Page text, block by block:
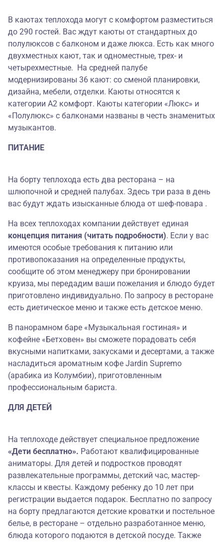
В каютах теплохода могут с комфортом разместиться
до 290 гостей. Вас ждут каюты от стандартных до
полулюксов с балконом и даже люкса. Есть как много
двухместных кают, так и одноместные, трех- и
четырехместные. На средней палубе
модернизированы 36 кают: со сменой планировки,
дизайна, мебели, отделки. Каюты относятся к
категории А2 комфорт. Каюты категории «Люкс» и
«Полулюкс» с балконами названы в честь знаменитых
музыкантов.
ПИТАНИЕ
На борту теплохода есть два ресторана – на
шлюпочной и средней палубах. Здесь три раза в день
вас будут ждать изысканные блюда от шеф-повара .
На всех теплоходах компании действует единая
концепция питания (читать подробности). Если у вас
имеются особые требования к питанию или
противопоказания на определенные продукты,
сообщите об этом менеджеру при бронировании
круиза, мы передадим ваши пожелания и блюдо будет
приготовлено индивидуально. По запросу в ресторане
есть диетическое меню и также есть детское меню.
В панорамном баре «Музыкальная гостиная» и
кофейне «Бетховен» вы сможете порадовать себя
вкусными напитками, закусками и десертами, а также
насладиться ароматным кофе Jardin Supremo
(арабика из Колумбии), приготовленным
профессиональным бариста.
ДЛЯ ДЕТЕЙ
На теплоходе действует специальное предложение
«Дети бесплатно». Работают квалифицированные
аниматоры. Для детей и подростков проводят
развлекательные программы, детский час, мастер-
классы и квесты. Каждому ребенку до 10 лет при
регистрации выдается подарок. Бесплатно по запросу
на борту предлагаются детские кроватки и постельное
белье, в ресторане – отдельно разработанное меню,
блюда которого подаются в детской посуде. Также